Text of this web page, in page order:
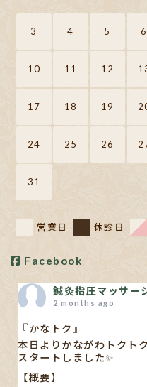
3 4 5 6
10 11 12
17 18 19
24 25 26
31
営業日 休診日
Facebook
鍼灸指圧マッサ
2 months ago
『かなトク』
本日よりかながわトクト
スタートしました✨
【概要】